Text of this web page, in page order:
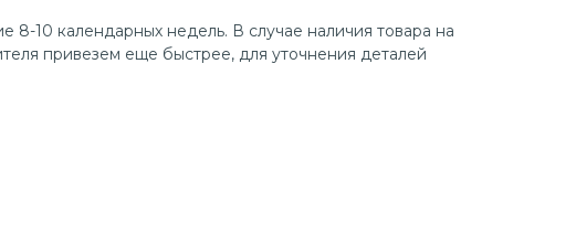
8-10 календарных недель. В случае наличия товара на
привезем еще быстрее, для уточнения деталей